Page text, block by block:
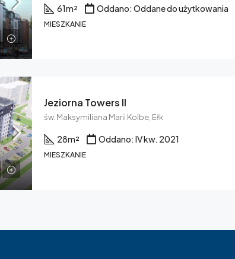
61m² Oddano: Oddane do użytkowania
MIESZKANIE
Jeziorna Towers II
św. Maksymiliana Marii Kolbe, Ełk
28m² Oddano: IV kw. 2021
MIESZKANIE